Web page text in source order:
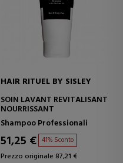
HAIR RITUEL BY SISLEY
SOIN LAVANT REVITALISANT
NOURRISSANT
Shampoo Professionali
51,25 € 41% Sconto
Prezzo originale 87,21 €